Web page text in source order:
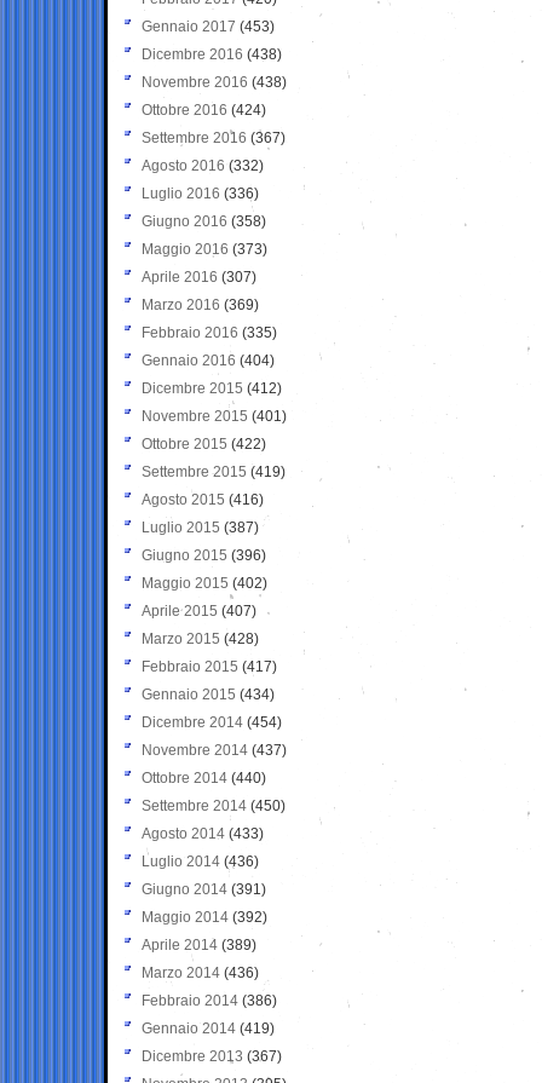
Gennaio 2017 (453)
Dicembre 2016 (438)
Novembre 2016 (438)
Ottobre 2016 (424)
Settembre 2016 (367)
Agosto 2016 (332)
Luglio 2016 (336)
Giugno 2016 (358)
Maggio 2016 (373)
Aprile 2016 (307)
Marzo 2016 (369)
Febbraio 2016 (335)
Gennaio 2016 (404)
Dicembre 2015 (412)
Novembre 2015 (401)
Ottobre 2015 (422)
Settembre 2015 (419)
Agosto 2015 (416)
Luglio 2015 (387)
Giugno 2015 (396)
Maggio 2015 (402)
Aprile 2015 (407)
Marzo 2015 (428)
Febbraio 2015 (417)
Gennaio 2015 (434)
Dicembre 2014 (454)
Novembre 2014 (437)
Ottobre 2014 (440)
Settembre 2014 (450)
Agosto 2014 (433)
Luglio 2014 (436)
Giugno 2014 (391)
Maggio 2014 (392)
Aprile 2014 (389)
Marzo 2014 (436)
Febbraio 2014 (386)
Gennaio 2014 (419)
Dicembre 2013 (367)